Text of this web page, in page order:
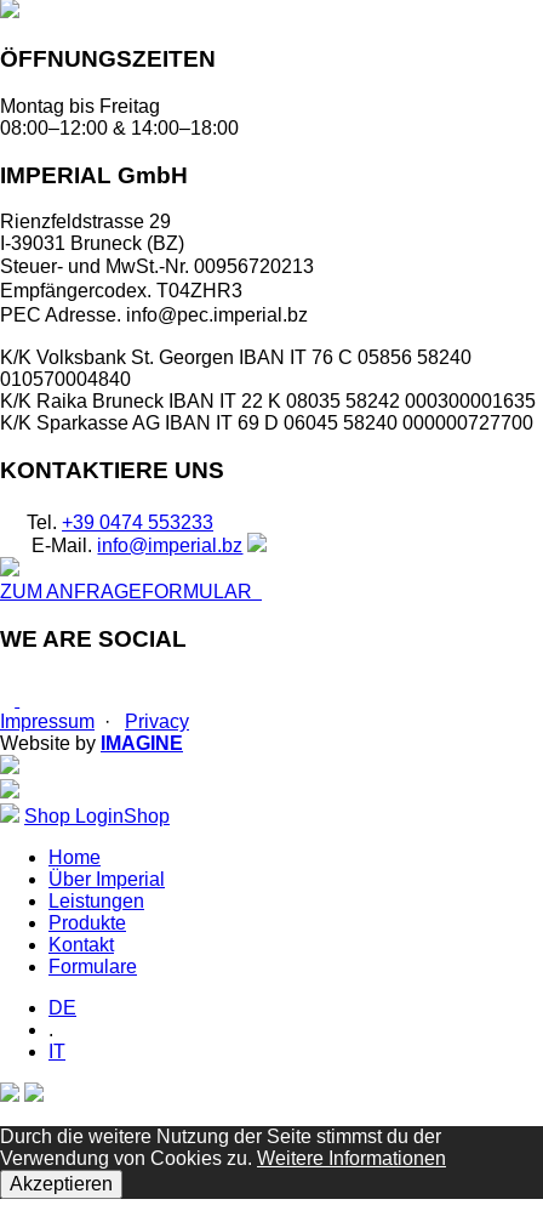
ÖFFNUNGSZEITEN
Montag bis Freitag
08:00–12:00 & 14:00–18:00
IMPERIAL GmbH
Rienzfeldstrasse 29
I-39031 Bruneck (BZ)
Steuer- und MwSt.-Nr. 00956720213
Empfängercodex. T04ZHR3
PEC Adresse. info@pec.imperial.bz
K/K Volksbank St. Georgen IBAN IT 76 C 05856 58240
010570004840
K/K Raika Bruneck IBAN IT 22 K 08035 58242 000300001635
K/K Sparkasse AG IBAN IT 69 D 06045 58240 000000727700
KONTAKTIERE UNS
Tel.+39 0474 553233
E-Mail. info@imperial.bz
ZUM ANFRAGEFORMULAR
WE ARE SOCIAL
Impressum ·
Privacy
Website by
IMAGINE
Shop LoginShop
Home
Über Imperial
Leistungen
Produkte
Kontakt
Formulare
DE
.
IT
Durch die weitere Nutzung der Seite stimmst du der
Verwendung von Cookies zu. Weitere Informationen
Akzeptieren